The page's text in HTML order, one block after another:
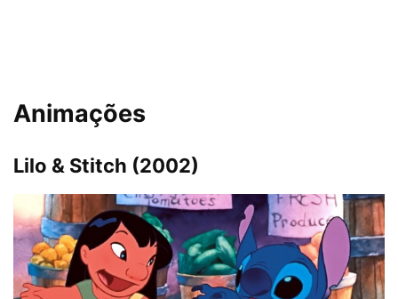
Animações
Lilo & Stitch (2002)